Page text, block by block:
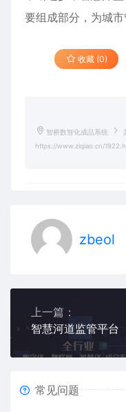
要组成部分，为城市
收藏 (0)
智桥数智化成品系统
https://www.ziqiao.cn/
zbeol
上一篇：
智慧河道监管平台
常见问题